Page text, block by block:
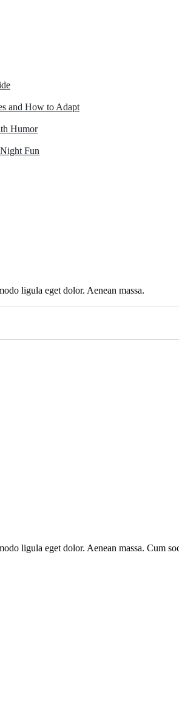
and How to Adapt
Humor
Fun
ligula eget dolor. Aenean massa.
ligula eget dolor. Aenean massa. Cum